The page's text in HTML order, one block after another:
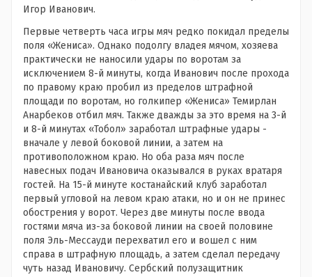
Игор Иванович.
Первые четверть часа игры мяч редко покидал пределы
поля «Жениса». Однако подолгу владея мячом, хозяева
практически не наносили удары по воротам за
исключением 8-й минуты, когда Иванович после прохода
по правому краю пробил из пределов штрафной
площади по воротам, но голкипер «Жениса» Темирлан
Анарбеков отбил мяч. Также дважды за это время на 3-й
и 8-й минутах «Тобол» заработал штрафные удары -
вначале у левой боковой линии, а затем на
противоположном краю. Но оба раза мяч после
навесных подач Ивановича оказывался в руках вратаря
гостей. На 15-й минуте костанайский клуб заработал
первый угловой на левом краю атаки, но и он не принес
обострения у ворот. Через две минуты после ввода
гостями мяча из-за боковой линии на своей половине
поля Эль-Мессауди перехватил его и вошел с ним
справа в штрафную площадь, а затем сделал передачу
чуть назад Ивановичу. Сербский полузащитник